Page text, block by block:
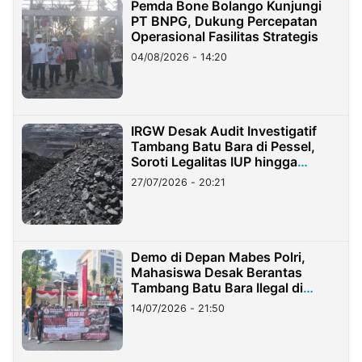
Pemda Bone Bolango Kunjungi
PT BNPG, Dukung Percepatan
Operasional Fasilitas Strategis
04/08/2026 - 14:20
IRGW Desak Audit Investigatif
Tambang Batu Bara di Pessel,
Soroti Legalitas IUP hingga
Stockpile
27/07/2026 - 20:21
Demo di Depan Mabes Polri,
Mahasiswa Desak Berantas
Tambang Batu Bara Ilegal di
Lampung
14/07/2026 - 21:50